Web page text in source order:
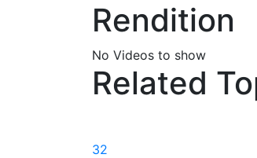
Rendition
No Videos to show
Related
32